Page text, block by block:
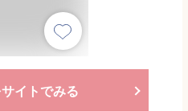
イトでみる